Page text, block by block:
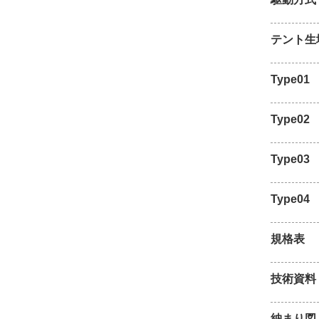
テント生
Type01
Type02
Type03
Type04
規格表
技術資料